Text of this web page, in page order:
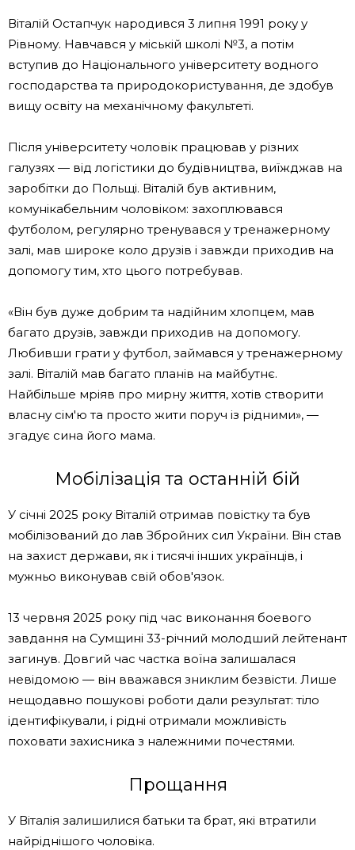
Віталій Остапчук народився 3 липня 1991 року у
Рівному. Навчався у міській школі №3, а потім
вступив до Національного університету водного
господарства та природокористування, де здобув
вищу освіту на механічному факультеті.
Після університету чоловік працював у різних
галузях — від логістики до будівництва, виїжджав на
заробітки до Польщі. Віталій був активним,
комунікабельним чоловіком: захоплювався
футболом, регулярно тренувався у тренажерному
залі, мав широке коло друзів і завжди приходив на
допомогу тим, хто цього потребував.
«Він був дуже добрим та надійним хлопцем, мав
багато друзів, завжди приходив на допомогу.
Любивши грати у футбол, займався у тренажерному
залі. Віталій мав багато планів на майбутнє.
Найбільше мріяв про мирну життя, хотів створити
власну сім'ю та просто жити поруч із рідними», —
згадує сина його мама.
Мобілізація та останній бій
У січні 2025 року Віталій отримав повістку та був
мобілізований до лав Збройних сил України. Він став
на захист держави, як і тисячі інших українців, і
мужньо виконував свій обов'язок.
13 червня 2025 року під час виконання боевого
завдання на Сумщині 33-річний молодший лейтенант
загинув. Довгий час частка воїна залишалася
невідомою — він вважався зниклим безвісти. Лише
нещодавно пошукові роботи дали результат: тіло
ідентифікували, і рідні отримали можливість
поховати захисника з належними почестями.
Прощання
У Віталія залишилися батьки та брат, які втратили
найріднішого чоловіка.